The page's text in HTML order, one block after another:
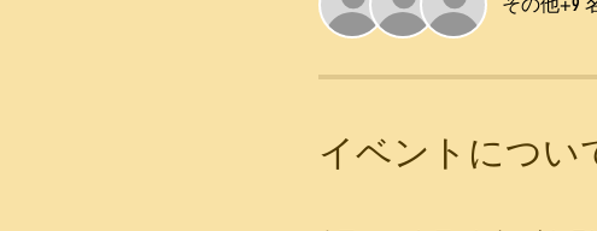
その他+9
イベントについ